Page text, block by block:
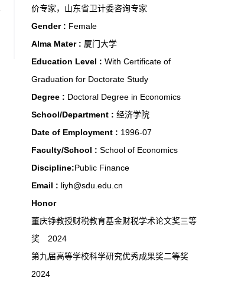
价专家，山东省卫计委咨询专家
Gender : Female
Alma Mater : 厦门大学
Education Level : With Certificate of
Graduation for Doctorate Study
Degree : Doctoral Degree in Economics
School/Department : 经济学院
Date of Employment : 1996-07
Faculty/School : School of Economics
Discipline:Public Finance
Email : liyh@sdu.edu.cn
Honor
董庆铮教授财税教育基金财税学术论文奖三等
奖 2024
第九届高等学校科学研究优秀成果奖二等奖
2024